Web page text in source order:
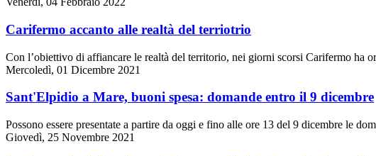
Carifermo accanto alle realtà del terriotrio
Con l’obiettivo di affiancare le realtà del territorio, nei giorni scorsi Carifermo ha
Mercoledì, 01 Dicembre 2021
Sant'Elpidio a Mare, buoni spesa: domande entro il 9 dicembre
Possono essere presentate a partire da oggi e fino alle ore 13 del 9 dicembre le
Giovedì, 25 Novembre 2021